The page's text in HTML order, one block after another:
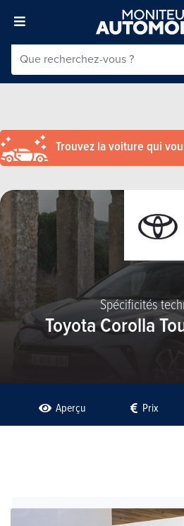
Trouvez la voiture qui
Spécificités
Toyota Corolla
Aperçu Prix